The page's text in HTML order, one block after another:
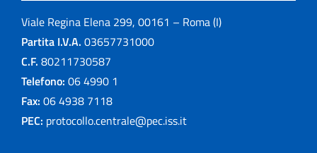
Viale Regina Elena 299, 00161 – Roma (I)
Partita I.V.A. 03657731000
C.F. 80211730587
Telefono: 06 4990 1
Fax: 06 4938 7118
PEC: protocollo.centrale@pec.iss.it